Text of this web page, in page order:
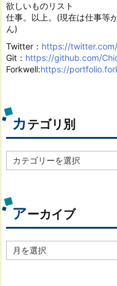
欲しいものリスト
仕事。以上。(現在は仕事等
ん)
Twitter： https://
Git： https://github.com/
Forkwell:https://
カテゴリ別
テ
別
アーカイブ
ー